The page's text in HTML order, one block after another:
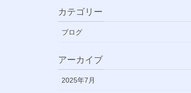
カテゴリー
ブログ
アーカイブ
2025年7月